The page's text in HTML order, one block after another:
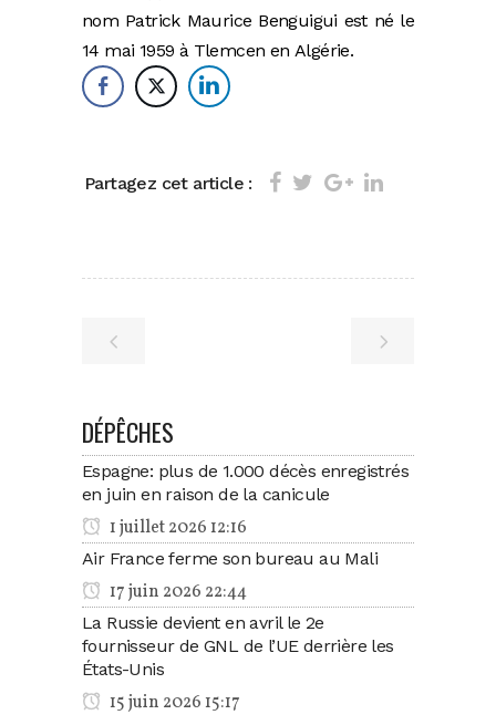
nom Patrick Maurice Benguigui est né le
14 mai 1959 à Tlemcen en Algérie.
Partagez cet article :
DÉPÊCHES
Espagne: plus de 1.000 décès enregistrés
en juin en raison de la canicule
1 juillet 2026 12:16
Air France ferme son bureau au Mali
17 juin 2026 22:44
La Russie devient en avril le 2e
fournisseur de GNL de l’UE derrière les
États-Unis
15 juin 2026 15:17